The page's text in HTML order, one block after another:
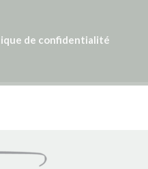
de confidentialité